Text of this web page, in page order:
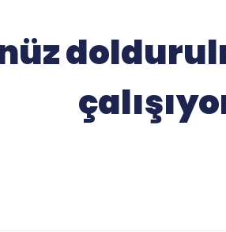
Wooflash, Wooclap tarafından
sunulan mikroöğrenme